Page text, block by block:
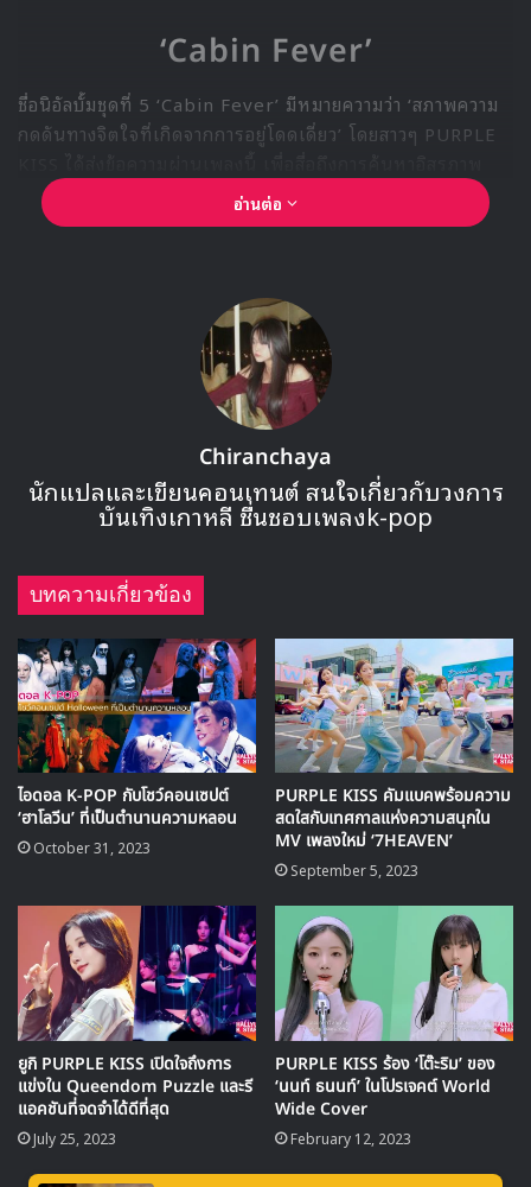
‘Cabin Fever’
ชื่อนิอัลบั้มชุดที่ 5 ‘Cabin Fever’ มีหมายความว่า ‘สภาพความ
กดดันทางจิตใจที่เกิดจากการอยู่โดดเดี่ยว’ โดยสาวๆ PURPLE
และเอาชนะไปด้วยกันไปถึงคนที่กำลังเผชิญกับ Cabin Fever
ในชีวิตจากการถูกควบคุมให้อยู่ในที่ๆ หนึ่งเนื่องจากสถานการณ์
🎙GYUBIN ปลื้มเมืองไทยขนาดไหน? ถึงกลับมาถ่าย
MV เพลงใหม่ LIKE U 100 ที่กรุงเทพ
▶ คลิกดูสัมภาษณ์พิเศษ
‘Sweet Juice‘
โดยในวันที่ 15 กุมภาพันธ์ PURPLE KISS ได้ปล่อยผลงานมินิ
อัลบั้มชุดที่ 5 Cabin Fever ออกมาแล้วพร้อมมิวสิควีดีโอเพลง
ไตเติล‘Sweet Juice’สำหรับการโปรโมตคัมแบคในครั้งนี้
เพลงไตเติ้ล ‘Sweet Juice’ ที่หมายถึง ‘อิสรภาพ’ ความหวานที่
เป็นพลังงานที่จำเป็นของชีวิต เช่นเดียวกับ อิสรภาพที่ก็เป็นสิ่ง
จำเป็นสำหรับชีวิตเช่นกัน โดยในเพลงนี้บอกเล่าเรื่องราวของการ
แสวงหาอิสรภาพด้วยการเต้นในแบบของตัวเอง ให้หลุดพ้นจาก
พันธนาการที่ผูกมัดและกักขังกันมานาน และสมาชิกของวงอย่าง
ยูกิ และ นาโกอึน ได้มีส่วนในการเขียนเนื้อเพลงนี้ด้วย
อ่านต่อ
Chiranchaya
นักแปลและเขียนคอนเทนต์ สนใจเกี่ยวกับวงการ
บันเทิงเกาหลี ชื่นชอบเพลงk-pop
บทความเกี่ยวข้อง
ไอดอล K-POP กับโชว์คอนเซปต์
‘ฮาโลวีน’ ที่เป็นตำนานความหลอน
October 31, 2023
PURPLE KISS คัมแบคพร้อมความ
สดใสกับเทศกาลแห่งความสนุกใน
MV เพลงใหม่ ‘7HEAVEN’
September 5, 2023
ยูกิ PURPLE KISS เปิดใจถึงการ
แข่งใน Queendom Puzzle และรี
แอคชันที่จดจำได้ดีที่สุด
July 25, 2023
PURPLE KISS ร้อง ‘โต๊ะริม’ ของ
‘นนท์ ธนนท์’ ในโปรเจคต์ World
Wide Cover
February 12, 2023